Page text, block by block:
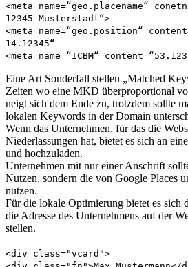
<meta name=“geo.placename“
12345 Musterstadt“>
<meta name=“geo.position“
14.12345“
<meta name=“ICBM“
Eine Art Sonderfall stellen „Matched
Zeiten wo eine MKD überproportional
neigt sich dem Ende zu, trotzdem sollte
lokalen Keywords in der Domain
Wenn das Unternehmen, für das die
Niederlassungen hat, bietet es sich an eine
und hochzuladen.
Unternehmen mit nur einer Anschrift
Nutzen, sondern die von Google Places
nutzen.
Für die lokale Optimierung bietet es sich
die Adresse des Unternehmens auf der
stellen.
<div class="vcard">